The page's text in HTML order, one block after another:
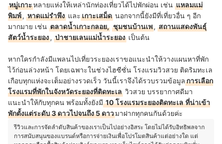
หมู่เกาะหลายแห่งให้เหล่านักท่องเที่ยวได้ไปพักผ่อน เช่น แหลมแม่
พิมพ์, หาดแม่รำพึง และเกาะเสม็ด นอกจากนี้ยังมีที่เที่ยวอื่น ๆ อีก
มากมาย เช่น ตลาดน้ำเกาะกลอย, ชุมชนบ้านเพ, สถานแสดงพันธุ์
สัตว์น้ำระยอง, ป่าชายเลนแม่น้ำระยอง เป็นต้น
หากใครกำลังมีแพลนไปเที่ยวระยองเราขอแนะนำให้วางแผนหาที่พัก
ไว้ก่อนล่วงหน้า โดยเฉพาะในช่วงไฮซีซั่น โรงแรมวิวสวย ติดริมทะเล
เกือบทุกแห่งจะเต็มอย่างรวดเร็ว วันนี้เราจึงได้รวบรวมข้อมูลการเลือก
โรงแรมที่พักในจังหวัดระยองที่ติดทะเล วิวสวย บรรยากาศดีมา
แนะนำให้กับทุกคน พร้อมทั้งยังมี10 โรงแรมระยองติดทะเล ที่น่าเข้า
พักตั้งแต่ระดับ 3 ดาวไปจนถึง 5 ดาวมาฝากทุกคนกันด้วยค่ะ
รีวิวและการจัดลำดับสินค้าของเราเป็นไปอย่างอิสระ โดยไม่ได้รับอิทธิพลจาก
การสนับสนุนของแบรนด์หรือการจ่ายเงินเพื่อโปรโมตสินค้าแต่อย่างใด แต่